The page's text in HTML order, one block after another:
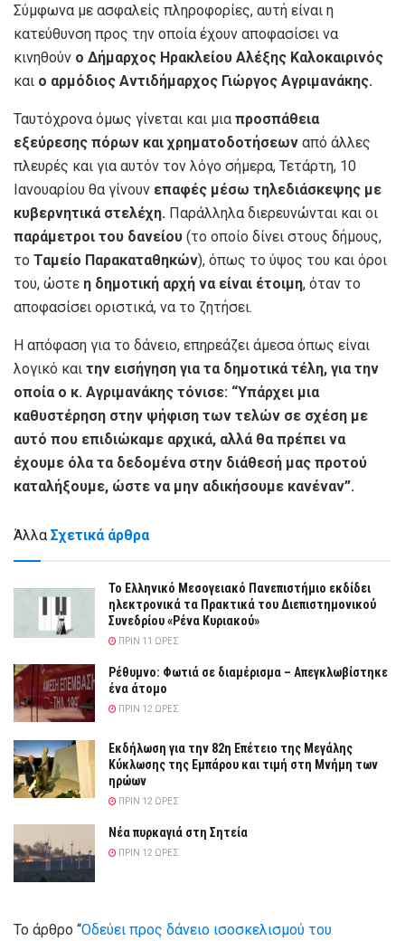
Σύμφωνα με ασφαλείς πληροφορίες, αυτή είναι η
κατεύθυνση προς την οποία έχουν αποφασίσει να
κινηθούν ο Δήμαρχος Ηρακλείου Αλέξης Καλοκαιρινός
και ο αρμόδιος Αντιδήμαρχος Γιώργος Αγριμανάκης.
Ταυτόχρονα όμως γίνεται και μια προσπάθεια
εξεύρεσης πόρων και χρηματοδοτήσεων από άλλες
πλευρές και για αυτόν τον λόγο σήμερα, Τετάρτη, 10
Ιανουαρίου θα γίνουν επαφές μέσω τηλεδιάσκεψης με
κυβερνητικά στελέχη. Παράλληλα διερευνώνται και οι
παράμετροι του δανείου (το οποίο δίνει στους δήμους,
το Ταμείο Παρακαταθηκών), όπως το ύψος του και όροι
του, ώστε η δημοτική αρχή να είναι έτοιμη, όταν το
αποφασίσει οριστικά, να το ζητήσει.
Η απόφαση για το δάνειο, επηρεάζει άμεσα όπως είναι
λογικό και την εισήγηση για τα δημοτικά τέλη, για την
οποία ο κ. Αγριμανάκης τόνισε: “Υπάρχει μια
καθυστέρηση στην ψήφιση των τελών σε σχέση με
αυτό που επιδιώκαμε αρχικά, αλλά θα πρέπει να
έχουμε όλα τα δεδομένα στην διάθεσή μας προτού
καταλήξουμε, ώστε να μην αδικήσουμε κανέναν”.
Άλλα Σχετικά άρθρα
Το Ελληνικό Μεσογειακό Πανεπιστήμιο εκδίδει
ηλεκτρονικά τα Πρακτικά του Διεπιστημονικού
Συνεδρίου «Ρένα Κυριακού»
ΠΡΙΝ 11 ΏΡΕΣ
Ρέθυμνο: Φωτιά σε διαμέρισμα – Απεγκλωβίστηκε
ένα άτομο
ΠΡΙΝ 12 ΏΡΕΣ
Εκδήλωση για την 82η Επέτειο της Μεγάλης
Κύκλωσης της Εμπάρου και τιμή στη Μνήμη των
ηρώων
ΠΡΙΝ 12 ΏΡΕΣ
Νέα πυρκαγιά στη Σητεία
ΠΡΙΝ 12 ΏΡΕΣ
Το άρθρο “Οδεύει προς δάνειο ισοσκελισμού του